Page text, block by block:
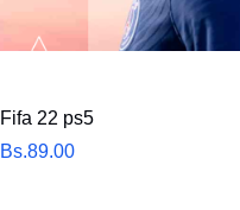
Fifa 22 ps5
Bs.89.00